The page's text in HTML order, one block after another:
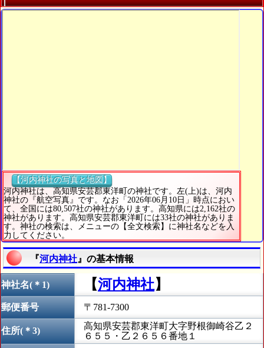
【河内神社の写真と地図】
河内神社は、高知県安芸郡東洋町の神社です。左(上)は、河内
神社の『航空写真』です。なお「2026年06月10日」時点におい
て、全国には80,507社の神社があります。高知県には2,162社の
神社があります。高知県安芸郡東洋町には33社の神社がありま
す。神社の検索は、メニューの【全文検索】に神社名などを入
力してください。
『河内神社 』の基本情報
神社名(＊1) 【河内神社】
郵便番号 〒781-7300
住所(＊3)
高知県安芸郡東洋町大字野根御崎谷乙２
６５５・乙２６５６番地１